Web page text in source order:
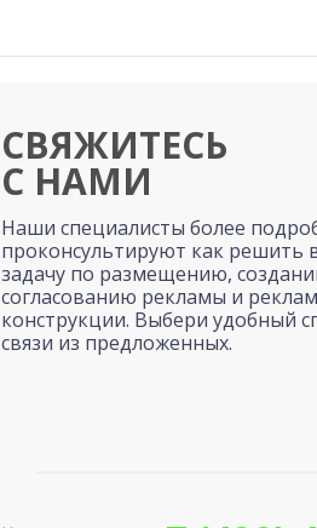
СВЯЖИТЕСЬ
С НАМИ
Наши специалисты более
проконсультируют как решить
задачу по размещению,
согласованию рекламы и
конструкции. Выбери удобный
связи из предложенных.